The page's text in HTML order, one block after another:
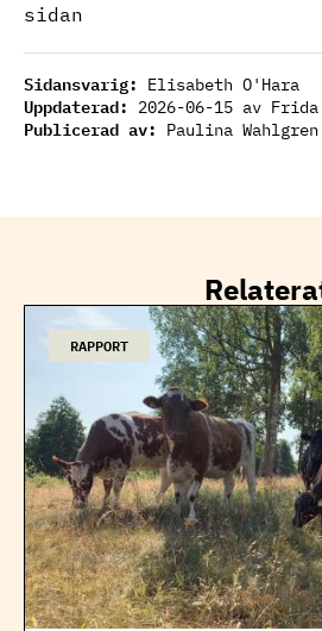
sidan
Sidansvarig: Elisabeth O'Hara
Uppdaterad: 2026-06-15 av Frida
Publicerad av: Paulina Wahlgren
RAPPORT